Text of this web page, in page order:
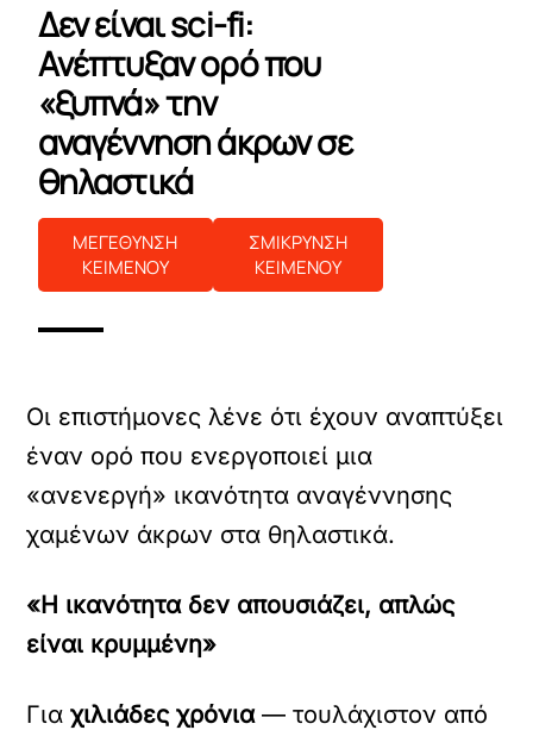
Δεν είναι sci-fi:
Ανέπτυξαν ορό που
«ξυπνά» την
αναγέννηση άκρων σε
θηλαστικά
ΜΕΓΕΘΥΝΣΗ
ΚΕΙΜΕΝΟΥ
ΣΜΙΚΡΥΝΣΗ
ΚΕΙΜΕΝΟΥ
Οι επιστήμονες λένε ότι έχουν αναπτύξει
έναν ορό που ενεργοποιεί μια
«ανενεργή» ικανότητα αναγέννησης
χαμένων άκρων στα θηλαστικά.
«Η ικανότητα δεν απουσιάζει, απλώς
είναι κρυμμένη»
Γιαχιλιάδες χρόνια— τουλάχιστον από